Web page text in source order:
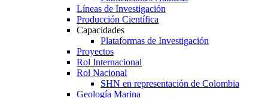
Líneas de Investigación
Producción Científica
Capacidades
Plataformas de Investigación
Proyectos
Rol Internacional
Rol Nacional
SHN en representación de Colombia
Geología Marina